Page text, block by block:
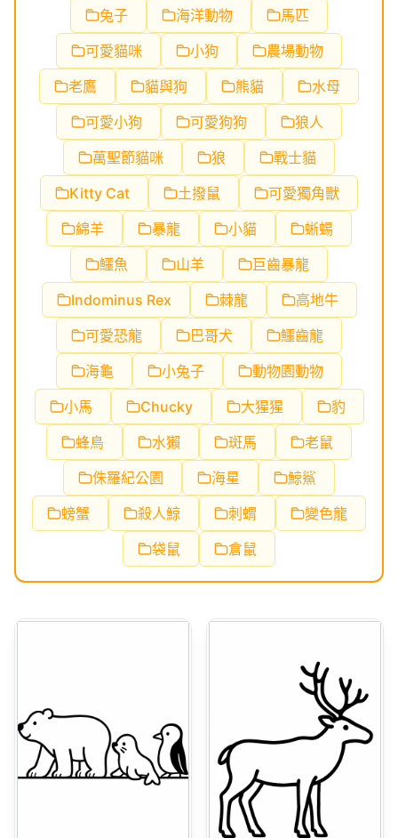
兔子
海洋動物
馬匹
可愛貓咪
小狗
農場動物
老鷹
貓與狗 熊貓
水母
可愛小狗
可愛狗狗
狼人
萬聖節貓咪
狼
戰士貓
Kitty Cat
土撥鼠
可愛獨角獸
綿羊
暴龍 小貓
蜥蜴
鱷魚
山羊
巨齒暴龍
Indominus Rex
棘龍
高地牛
可愛恐龍
巴哥犬
鱷齒龍
海龜
小兔子
動物園動物
小馬
Chucky 大猩猩
豹
蜂鳥
水獺 斑馬
老鼠
侏羅紀公園
海星
鯨鯊
螃蟹
殺人鯨 刺蝟
變色龍
袋鼠
倉鼠